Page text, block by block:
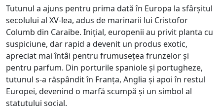
Tutunul a ajuns pentru prima dată în Europa la sfârșitul
secolului al XV-lea, adus de marinarii lui Cristofor
Columb din Caraibe. Inițial, europenii au privit planta cu
suspiciune, dar rapid a devenit un produs exotic,
apreciat mai întâi pentru frumusețea frunzelor și
pentru parfum. Din porturile spaniole și portugheze,
tutunul s-a răspândit în Franța, Anglia și apoi în restul
Europei, devenind o marfă scumpă și un simbol al
statutului social.